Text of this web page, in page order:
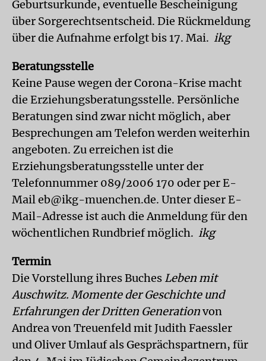
Geburtsurkunde, eventuelle Bescheinigung
über Sorgerechtsentscheid. Die Rückmeldung
über die Aufnahme erfolgt bis 17. Mai. ikg
Beratungsstelle
Keine Pause wegen der Corona-Krise macht
die Erziehungsberatungsstelle. Persönliche
Beratungen sind zwar nicht möglich, aber
Besprechungen am Telefon werden weiterhin
angeboten. Zu erreichen ist die
Erziehungsberatungsstelle unter der
Telefonnummer 089/2006 170 oder per E-
Mail eb@ikg-muenchen.de. Unter dieser E-
Mail-Adresse ist auch die Anmeldung für den
wöchentlichen Rundbrief möglich. ikg
Termin
Die Vorstellung ihres Buches Leben mit
Auschwitz. Momente der Geschichte und
Erfahrungen der Dritten Generationvon
Andrea von Treuenfeld mit Judith Faessler
und Oliver Umlauf als Gesprächspartnern, für